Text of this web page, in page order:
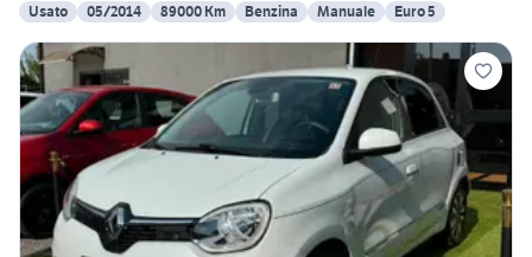
Usato
05/2014 89000 Km Benzina Manuale Euro 5